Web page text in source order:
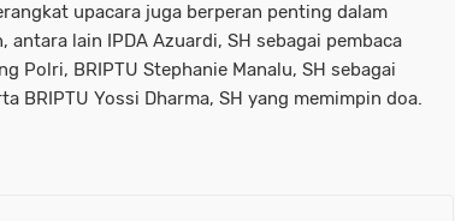
upacara juga berperan penting dalam
antara lain IPDA Azuardi, SH sebagai pembaca
Polri, BRIPTU Stephanie Manalu, SH sebagai
BRIPTU Yossi Dharma, SH yang memimpin doa.